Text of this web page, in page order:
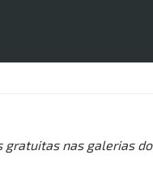
gratuitas nas galerias do